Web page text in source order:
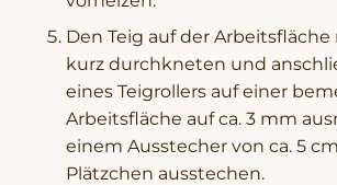
Den Teig auf der
kurz durchkneten und
eines Teigrollers auf einer
Arbeitsfläche auf ca. 3 mm
einem Ausstecher von ca. 5
Plätzchen ausstechen.